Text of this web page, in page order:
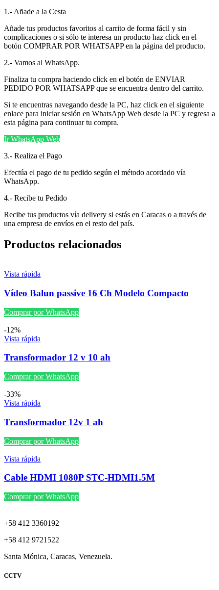
1.- Añade a la Cesta
Añade tus productos favoritos al carrito de forma fácil y sin
complicaciones o si sólo te interesa un producto haz click en el
botón COMPRAR POR WHATSAPP en la página del producto.
2.- Vamos al WhatsApp.
Finaliza tu compra haciendo click en el botón de ENVIAR
PEDIDO POR WHATSAPP que se encuentra dentro del carrito.
Si te encuentras navegando desde la PC, haz click en el siguiente
enlace para iniciar sesión en WhatsApp Web desde la PC y regresa a
esta página para continuar tu compra.
Ir WhatsApp Web
3.- Realiza el Pago
Efectúa el pago de tu pedido según el método acordado vía
WhatsApp.
4.- Recibe tu Pedido
Recibe tus productos vía delivery si estás en Caracas o a través de
una empresa de envíos en el resto del país.
Productos relacionados
Vista rápida
Vídeo Balun passive 16 Ch Modelo Compacto
Comprar por WhatsApp
-12%
Vista rápida
Transformador 12 v 10 ah
Comprar por WhatsApp
-33%
Vista rápida
Transformador 12v 1 ah
Comprar por WhatsApp
Vista rápida
Cable HDMI 1080P STC-HDMI1.5M
Comprar por WhatsApp
+58 412 3360192
+58 412 9721522
Santa Mónica, Caracas, Venezuela.
CCTV